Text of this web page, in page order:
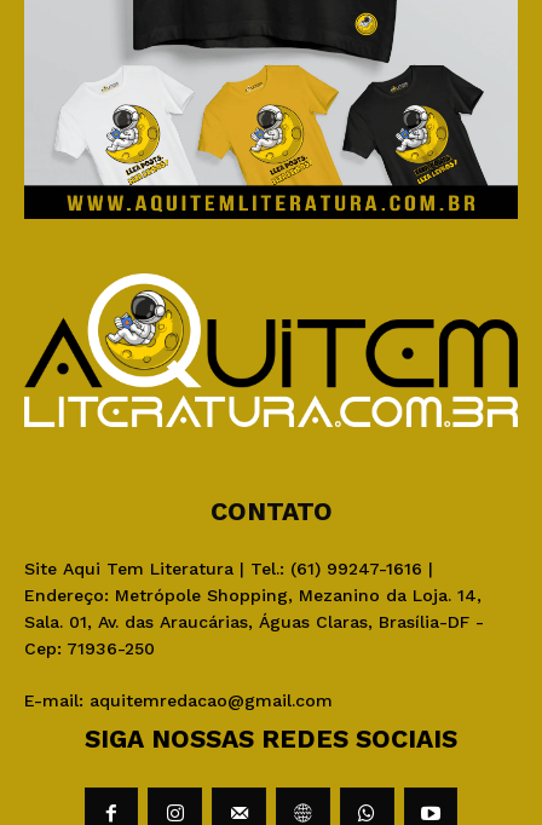
CONTATO
Site Aqui Tem Literatura | Tel.: (61) 99247-1616 |
Endereço: Metrópole Shopping, Mezanino da Loja. 14,
Sala. 01, Av. das Araucárias, Águas Claras, Brasília-DF -
Cep: 71936-250
E-mail: aquitemredacao@gmail.com
SIGA NOSSAS REDES SOCIAIS